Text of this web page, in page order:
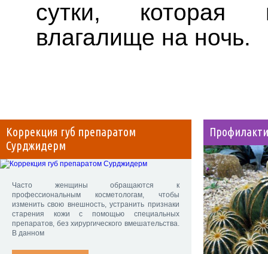
сутки, которая
влагалище на ночь.
Коррекция губ препаратом
Сурджидерм
Часто женщины обращаются к
профессиональным косметологам, чтобы
изменить свою внешность, устранить признаки
старения кожи с помощью специальных
препаратов, без хирургического вмешательства.
В данном